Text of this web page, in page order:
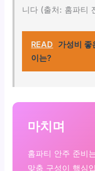
니다 (출처: 홈파티
READ 가성비 좋
이는?
마치며
홈파티 안주 준비
맞춤 구성이 핵심